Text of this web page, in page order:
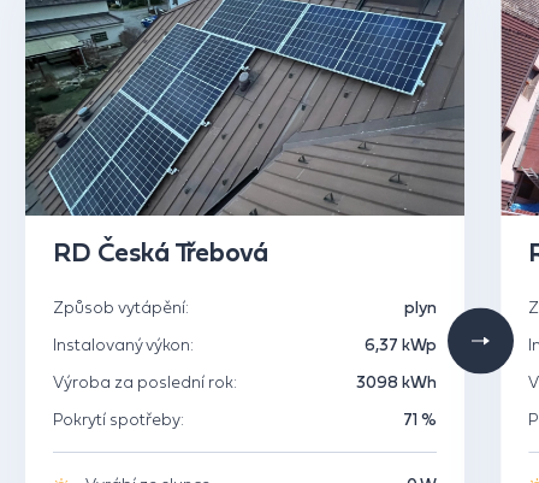
RD Česká Třebová
Způsob vytápění:
plyn
Instalovaný výkon:
6,37 kWp
Výroba za poslední rok:
3098 kWh
Pokrytí spotřeby:
71 %